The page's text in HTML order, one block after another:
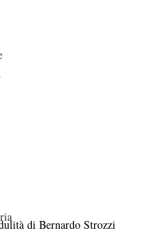
di Bernardo Strozzi